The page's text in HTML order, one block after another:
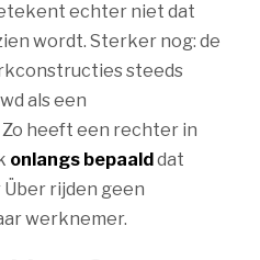
echter niet dat
wordt. Sterker nog: de
steeds
als een
heeft een rechter in
onlangs bepaalddat
rijden geen
werknemer.